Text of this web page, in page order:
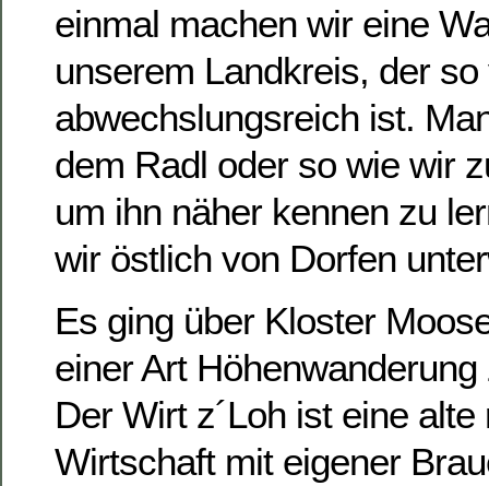
einmal machen wir eine
unserem Landkreis, der
abwechslungsreich ist.
dem Radl oder so wie wir
um ihn näher kennen zu
wir östlich von Dorfen
Es ging über Kloster
einer Art Höhenwanderung
Der Wirt z´Loh ist eine
Wirtschaft mit eigener